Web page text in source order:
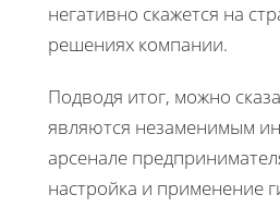
негативно скажется на
решениях компании.
Подводя итог, можно
являются незаменимым
арсенале
настройка и применение